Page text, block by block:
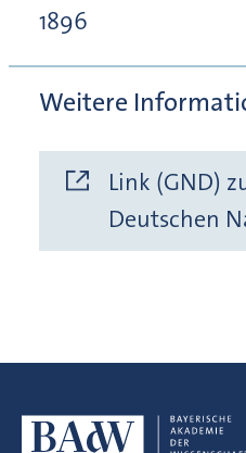
1896
Weitere
Link (GND)
Deutschen